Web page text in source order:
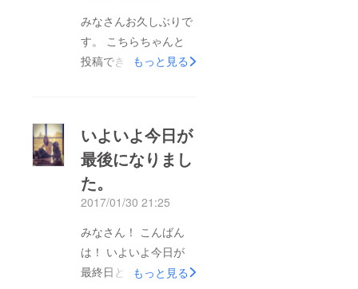
みなさんお久しぶりで
す。 こちらちゃんと
投稿できているか不安
へ2017年度の動画が
出来上がりましたので
ご報告させていただき
ました。 「ゆめぇ
絵本も皆様のおかげ
で、1000部のうち800
部を販売することがで
もっと見る
いよいよ今日が
最後になりまし
た。
2017/01/30 21:25
みなさん！ こんばん
は！ いよいよ今日が
最終日となりました。
もっと見る